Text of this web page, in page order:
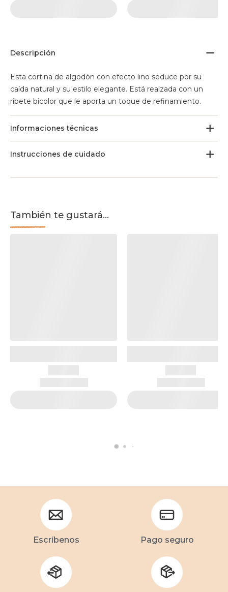
Descripción
Esta cortina de algodón con efecto lino seduce por su
caída natural y su estilo elegante. Está realzada con un
ribete bicolor que le aporta un toque de refinamiento.
Informaciones técnicas
Instrucciones de cuidado
También te gustará...
Escríbenos Pago seguro